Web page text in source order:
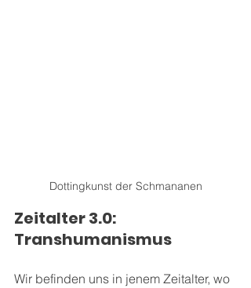
Dottingkunst der Schmananen
Zeitalter 3.0:
Transhumanismus
Wir befinden uns in jenem Zeitalter, wo